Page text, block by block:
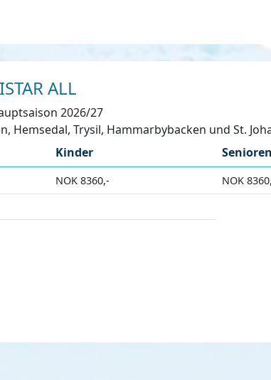
ALL
2026/27
Hemsedal, Trysil, Hammarbybacken und St.
Kinder Senioren
NOK 8360,- NOK